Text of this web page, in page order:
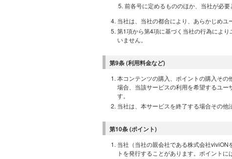
前各号に定めるもののほか、当社が必
当社は、当社の都合により、あらかじめユ
第1項から第4項に基づく当社の行為によ
いません。
第9条 (利用料金など)
本コンテンツの購入、ポイントの購入そ
場合、当該サービスの利用を希望するユ
す。
当社は、本サービスを終了する場合その他
第10条 (ポイント)
当社（当社の親会社である株式会社
トを発行することがあります。ポイント